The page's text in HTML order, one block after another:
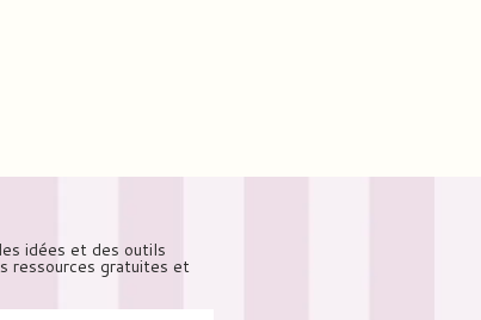
idées et des outils
ressources gratuites et